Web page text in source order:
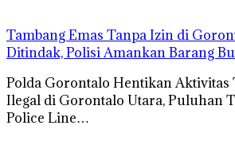
Tambang Emas Tanpa Izin di
Ditindak, Polisi Amankan Barang
Polda Gorontalo Hentikan Aktivitas
Ilegal di Gorontalo Utara, Puluhan
Police Line…